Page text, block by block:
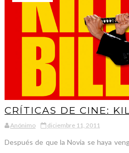
CRÍTICAS DE CINE:
Anónimo diciembre 11, 2011
Después de que la Novia se haya